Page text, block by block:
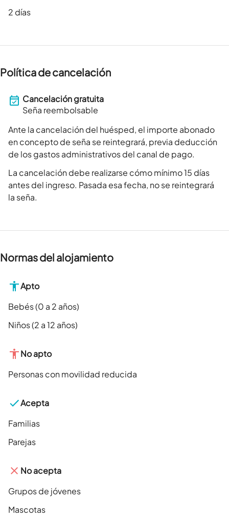
2 días
Política de cancelación
Cancelación gratuita
Seña reembolsable
Ante la cancelación del huésped, el importe abonado
en concepto de seña se reintegrará, previa deducción
de los gastos administrativos del canal de pago.
La cancelación debe realizarse cómo mínimo 15 días
antes del ingreso. Pasada esa fecha, no se reintegrará
la seña.
Normas del alojamiento
Apto
Bebés (0 a 2 años)
Niños (2 a 12 años)
No apto
Personas con movilidad reducida
Acepta
Familias
Parejas
No acepta
Grupos de jóvenes
Mascotas